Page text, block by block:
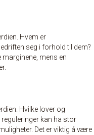
Hvem er
seg i forhold til dem?
mens en
Hvilke lover og
kan ha stor
Det er viktig å være